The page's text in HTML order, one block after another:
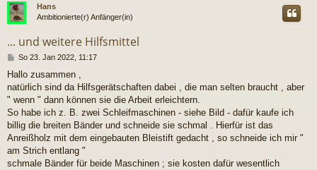
Hans
Ambitionierte(r) Anfänger(in)
... und weitere Hilfsmittel
B
i
t
r
a
g
So 23. Jan 2022, 11:17
Hallo zusammen ,
natürlich sind da Hilfsgerätschaften dabei , die man selten braucht , aber
" wenn " dann können sie die Arbeit erleichtern.
So habe ich z. B. zwei Schleifmaschinen - siehe Bild - dafür kaufe ich
billig die breiten Bänder und schneide sie schmal . Hierfür ist das
Anreißholz mit dem eingebauten Bleistift gedacht , so schneide ich mir "
am Strich entlang "
schmale Bänder für beide Maschinen ; sie kosten dafür wesentlich